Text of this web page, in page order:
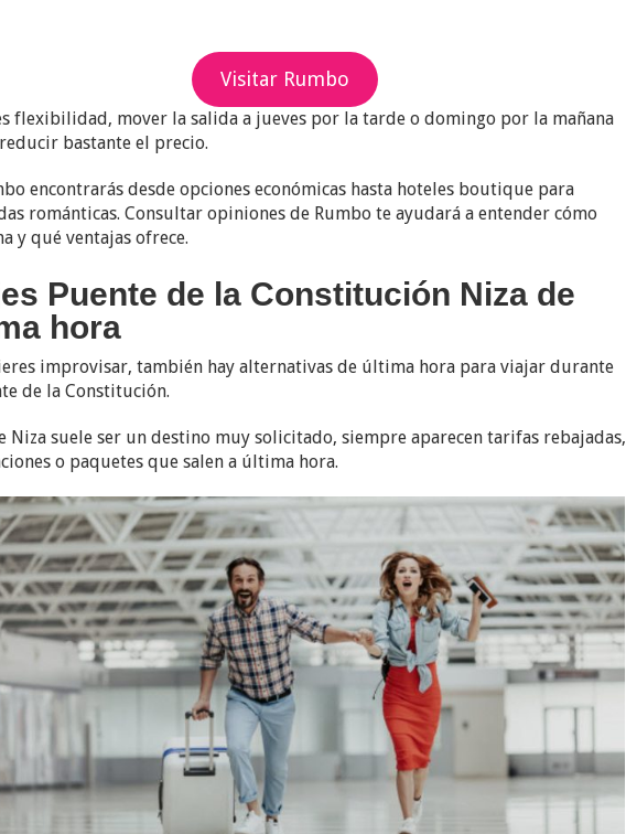
Visitar Rumbo
flexibilidad, mover la salida a jueves por la tarde o domingo por la mañana
bastante el precio.
encontrarás desde opciones económicas hasta hoteles boutique para
románticas. Consultar opiniones de Rumbo te ayudará a entender cómo
y qué ventajas ofrece.
Puente de la Constitución Niza de
hora
improvisar, también hay alternativas de última hora para viajar durante
de la Constitución.
Niza suele ser un destino muy solicitado, siempre aparecen tarifas rebajadas,
o paquetes que salen a última hora.